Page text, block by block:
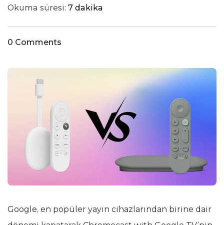
Okuma süresi: 7 dakika
0 Comments
Google, en popüler yayın cihazlarından birine dair